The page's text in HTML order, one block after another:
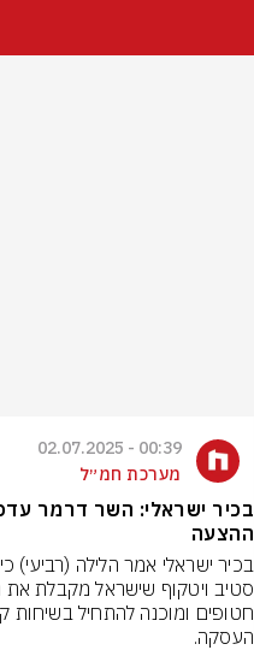
00:39 - 02.07.2025
מערכת חמ״ל
בכיר ישראלי: השר דרמר
ההצעה
העסקה.